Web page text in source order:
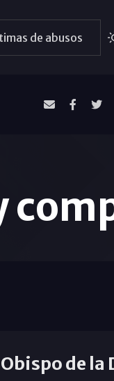
de abusos
Obispo de la